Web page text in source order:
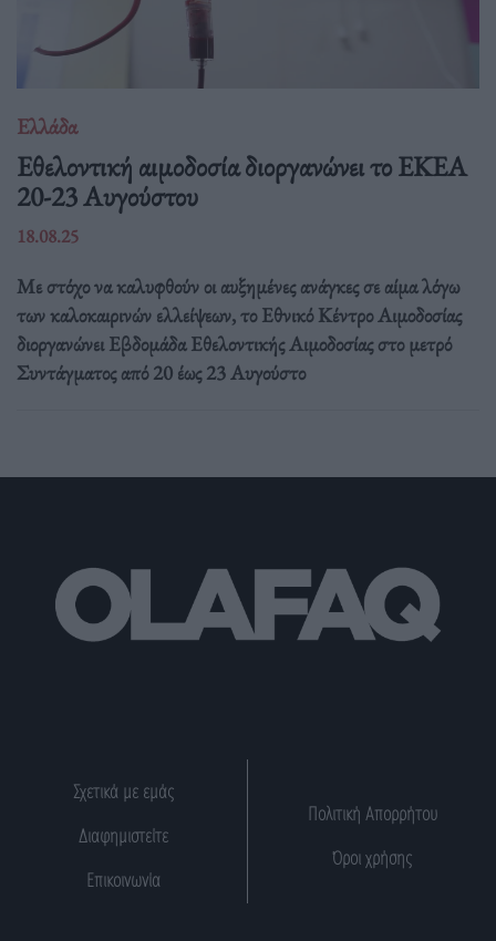
Ελλάδα
Eθελοντική αιμοδοσία διοργανώνει το ΕΚΕΑ
20-23 Αυγούστου
18.08.25
Με στόχο να καλυφθούν οι αυξημένες ανάγκες σε αίμα λόγω
των καλοκαιρινών ελλείψεων, το Εθνικό Κέντρο Αιμοδοσίας
διοργανώνει Εβδομάδα Εθελοντικής Αιμοδοσίας στο μετρό
Συντάγματος από 20 έως 23 Αυγούστο
Σχετικά με εμάς
Διαφημιστείτε
Επικοινωνία
Πολιτική Απορρήτου
Όροι χρήσης